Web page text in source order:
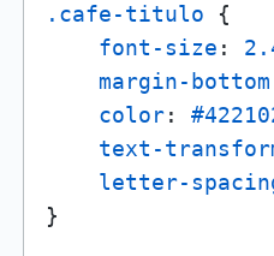
.cafe-titulo {
font-size :
margin-bottom
color:
text-
letter-
}